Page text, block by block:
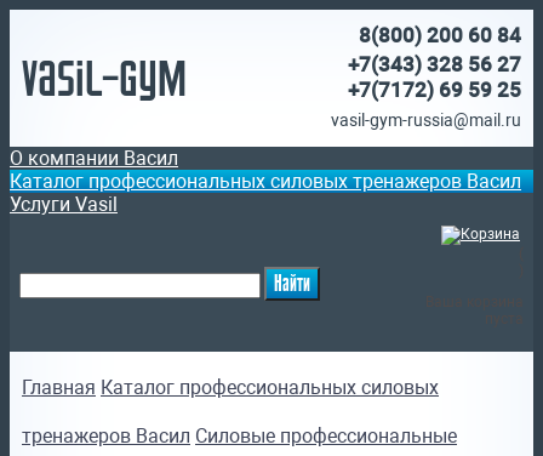
Vasil-Gym
8(800) 200 60 84
+7(343) 328 56 27
+7(7172) 69 59 25
vasil-gym-russia@mail.ru
О компании Васил
Каталог профессиональных силовых тренажеров Васил
Услуги Vasil
Главная Каталог профессиональных силовых
тренажеров Васил Силовые профессиональные